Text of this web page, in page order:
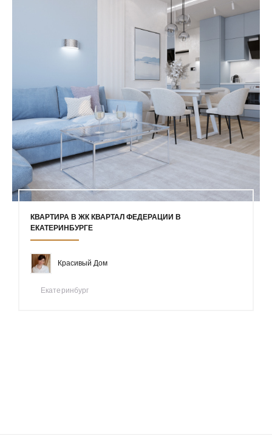
КВАРТИРА В ЖК КВАРТАЛ ФЕДЕРАЦИИ В
ЕКАТЕРИНБУРГЕ
Красивый Дом
Екатеринбург